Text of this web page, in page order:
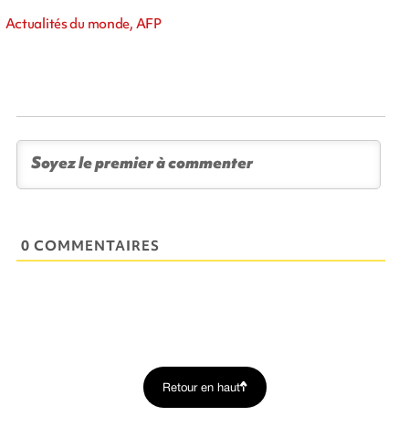
Actualités du monde, AFP
0 COMMENTAIRES
Retour en haut